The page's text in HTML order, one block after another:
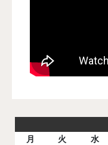
月
火 水